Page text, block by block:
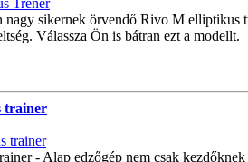
nagy sikernek örvendő Rivo M elliptikus
Válassza Ön is bátran ezt a modellt.
trainer
- Alap edzőgép nem csak